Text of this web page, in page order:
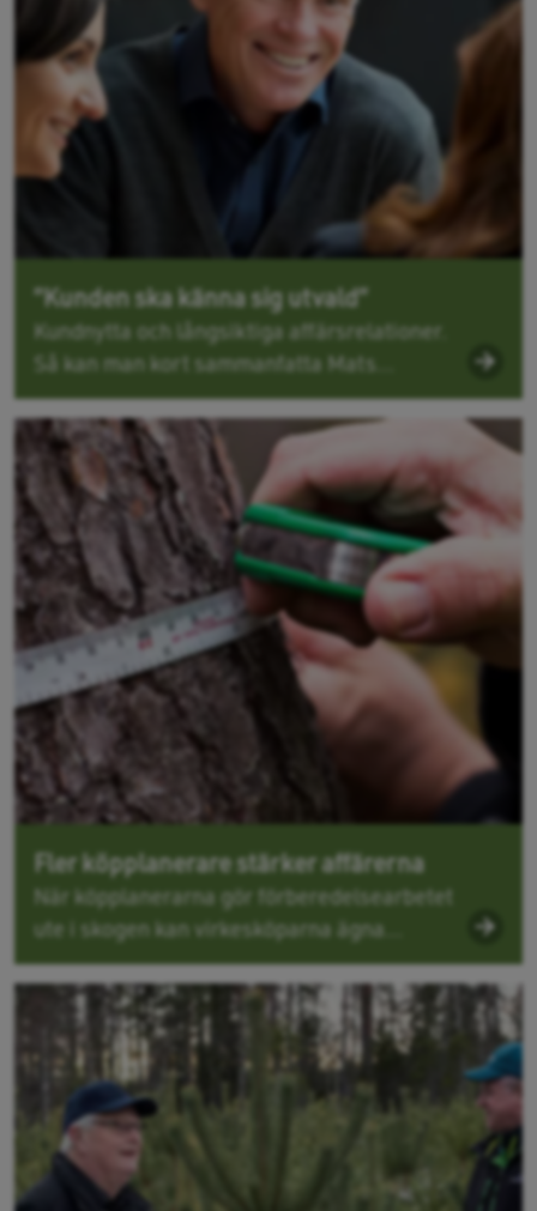
”Kunden ska känna sig utvald”
Kundnytta och långsiktiga affärsrelationer.
Så kan man kort sammanfatta Mats...
Fler köpplanerare stärker affärerna
När köpplanerarna gör förberedelsearbetet
ute i skogen kan virkesköparna ägna...